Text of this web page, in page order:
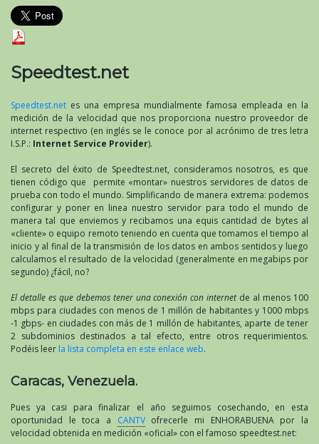
Speedtest.net
Speedtest.net es una empresa mundialmente famosa empleada en la
medición de la velocidad que nos proporciona nuestro proveedor de
internet respectivo (en inglés se le conoce por al acrónimo de tres letra
I.S.P.: Internet Service Provider).
El secreto del éxito de Speedtest.net, consideramos nosotros, es que
tienen código que permite «montar» nuestros servidores de datos de
prueba con todo el mundo. Simplificando de manera extrema: podemos
configurar y poner en linea nuestro servidor para todo el mundo de
manera tal que enviemos y recibamos una equis cantidad de bytes al
«cliente» o equipo remoto teniendo en cuenta que tomamos el tiempo al
inicio y al final de la transmisión de los datos en ambos sentidos y luego
calculamos el resultado de la velocidad (generalmente en megabips por
segundo) ¿fácil, no?
El detalle es que debemos tener una conexión con internetde al menos 100
mbps para ciudades con menos de 1 millón de habitantes y 1000 mbps
-1 gbps- en ciudades con más de 1 millón de habitantes, aparte de tener
2 subdominios destinados a tal efecto, entre otros requerimientos.
Podéis leer la lista completa en este enlace web.
Caracas, Venezuela.
Pues ya casi para finalizar el año seguimos cosechando, en esta
oportunidad le toca a CANTVofrecerle mi ENHORABUENA por la
velocidad obtenida en medición «oficial» con el famoso speedtest.net: